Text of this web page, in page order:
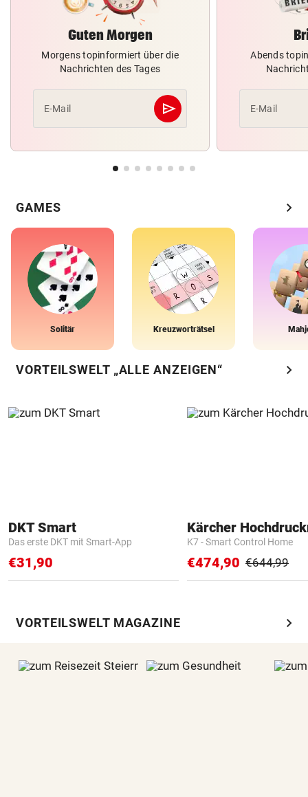
Guten Morgen
Morgens topinformiert über die
Nachrichten des Tages
E-Mail send
Abschicken
Abends
E-Mail
GAMES chevron_right
Solitär Kreuzworträtsel
VORTEILSWELT „ALLE ANZEIGEN“ chevron_right
DKT Smart
Das erste DKT mit Smart-App
€31,90
Kärcher
K7 - Smart Control Home
€474,90 €644,99
VORTEILSWELT MAGAZINE chevron_right